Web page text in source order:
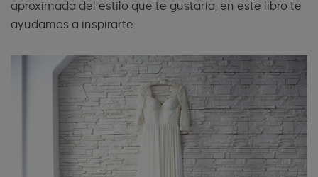
aproximada del estilo que te gustaría, en este libro te
ayudamos a inspirarte.